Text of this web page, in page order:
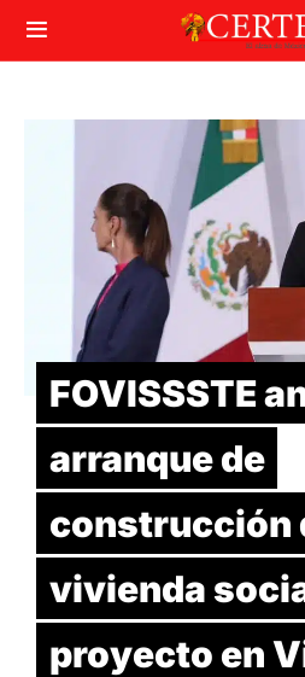
FOVISSSTE
arranque de
construcción
vivienda
proyecto en